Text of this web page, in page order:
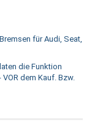
für Audi, Seat,
die Funktion
dem Kauf. Bzw.